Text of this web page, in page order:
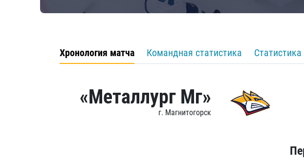
Хронология матча Командная статистика
«Металлург Мг»
г. Магнитогорск